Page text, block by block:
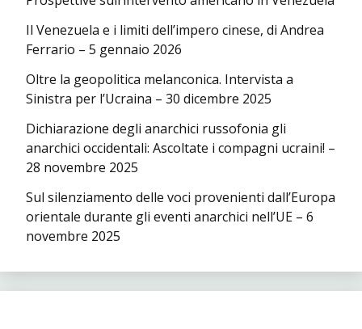
Il Venezuela e i limiti dell’impero cinese, di Andrea
Ferrario – 5 gennaio 2026
Oltre la geopolitica melanconica. Intervista a
Sinistra per l’Ucraina – 30 dicembre 2025
Dichiarazione degli anarchici russofonia gli
anarchici occidentali: Ascoltate i compagni ucraini! –
28 novembre 2025
Sul silenziamento delle voci provenienti dall’Europa
orientale durante gli eventi anarchici nell’UE – 6
novembre 2025